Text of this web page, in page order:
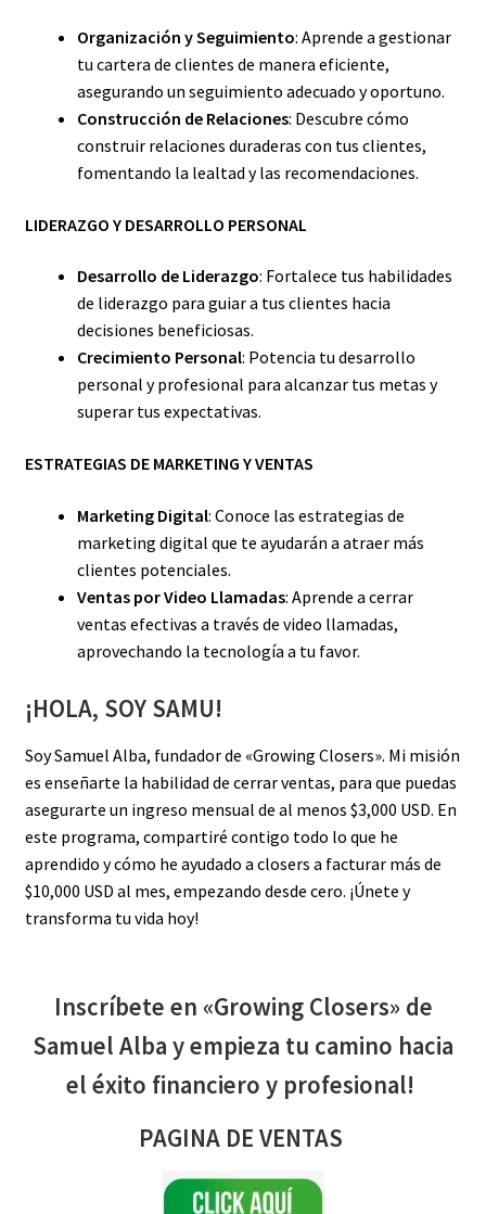
Organización y Seguimiento: Aprende a gestionar
tu cartera de clientes de manera eficiente,
asegurando un seguimiento adecuado y oportuno.
Construcción de Relaciones: Descubre cómo
construir relaciones duraderas con tus clientes,
fomentando la lealtad y las recomendaciones.
LIDERAZGO Y DESARROLLO PERSONAL
Desarrollo de Liderazgo: Fortalece tus habilidades
de liderazgo para guiar a tus clientes hacia
decisiones beneficiosas.
Crecimiento Personal: Potencia tu desarrollo
personal y profesional para alcanzar tus metas y
superar tus expectativas.
ESTRATEGIAS DE MARKETING Y VENTAS
Marketing Digital: Conoce las estrategias de
marketing digital que te ayudarán a atraer más
clientes potenciales.
Ventas por Video Llamadas: Aprende a cerrar
ventas efectivas a través de video llamadas,
aprovechando la tecnología a tu favor.
¡HOLA, SOY SAMU!
Soy Samuel Alba, fundador de «Growing Closers». Mi misión
es enseñarte la habilidad de cerrar ventas, para que puedas
asegurarte un ingreso mensual de al menos $3,000 USD. En
este programa, compartiré contigo todo lo que he
aprendido y cómo he ayudado a closers a facturar más de
$10,000 USD al mes, empezando desde cero. ¡Únete y
transforma tu vida hoy!
Inscríbete en «Growing Closers» de
Samuel Alba y empieza tu camino hacia
el éxito financiero y profesional!
PAGINA DE VENTAS